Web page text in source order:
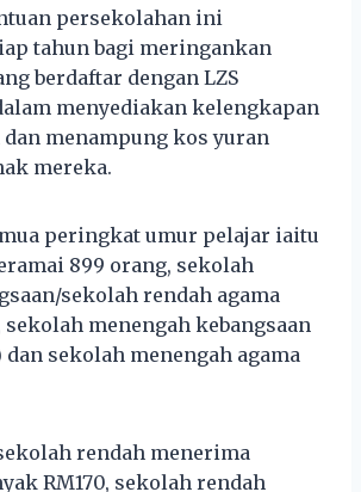
persekolahan ini
tahun bagi meringankan
berdaftar dengan LZS
menyediakan kelengkapan
menampung kos yuran
mereka.
peringkat umur pelajar iaitu
899 orang, sekolah
sekolah rendah agama
sekolah menengah kebangsaan
dan sekolah menengah agama
rendah menerima
RM170, sekolah rendah